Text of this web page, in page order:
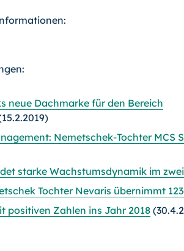
neue Dachmarke für den Bereich
Nemetschek-Tochter MCS
starke Wachstumsdynamik im
Tochter Nevaris übernimmt
positiven Zahlen ins Jahr 2018